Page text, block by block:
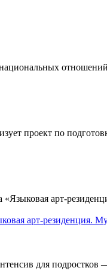
проект по
арт-
арт-резиденция.
для подростков